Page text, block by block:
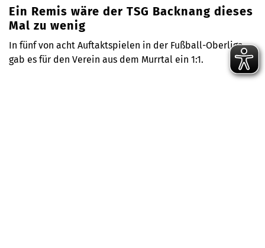
Ein Remis wäre der TSG Backnang dieses
Mal zu wenig
In fünf von acht Auftaktspielen in der Fußball-Oberliga
gab es für den Verein aus dem Murrtal ein 1:1.